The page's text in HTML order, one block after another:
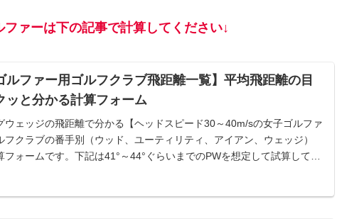
ァーは下の記事で計算してください↓
ルファー用ゴルフクラブ飛距離一覧】平均飛距離の目
ッと分かる計算フォーム
ウェッジの飛距離で分かる【ヘッドスピード30～40m/sの女子ゴルファ
フクラブの番手別（ウッド、ユーティリティ、アイアン、ウェッジ）
フォームです。下記は41°～44°ぐらいまでのPWを想定して試算してい